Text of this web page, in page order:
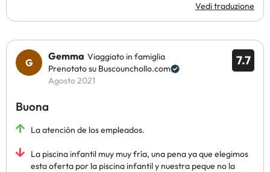
Vedi traduzione
7.7
Gemma Viaggiato in famiglia
Prenotato su Buscounchollo.com
Agosto 2021
Buona
La atención de los empleados.
La piscina infantil muy muy fría, una pena ya que elegimos
esta oferta por la piscina infantil y nuestra peque no la